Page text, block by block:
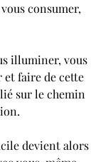
consumer,
illuminer, vous
et faire de cette
sur le chemin
devient alors